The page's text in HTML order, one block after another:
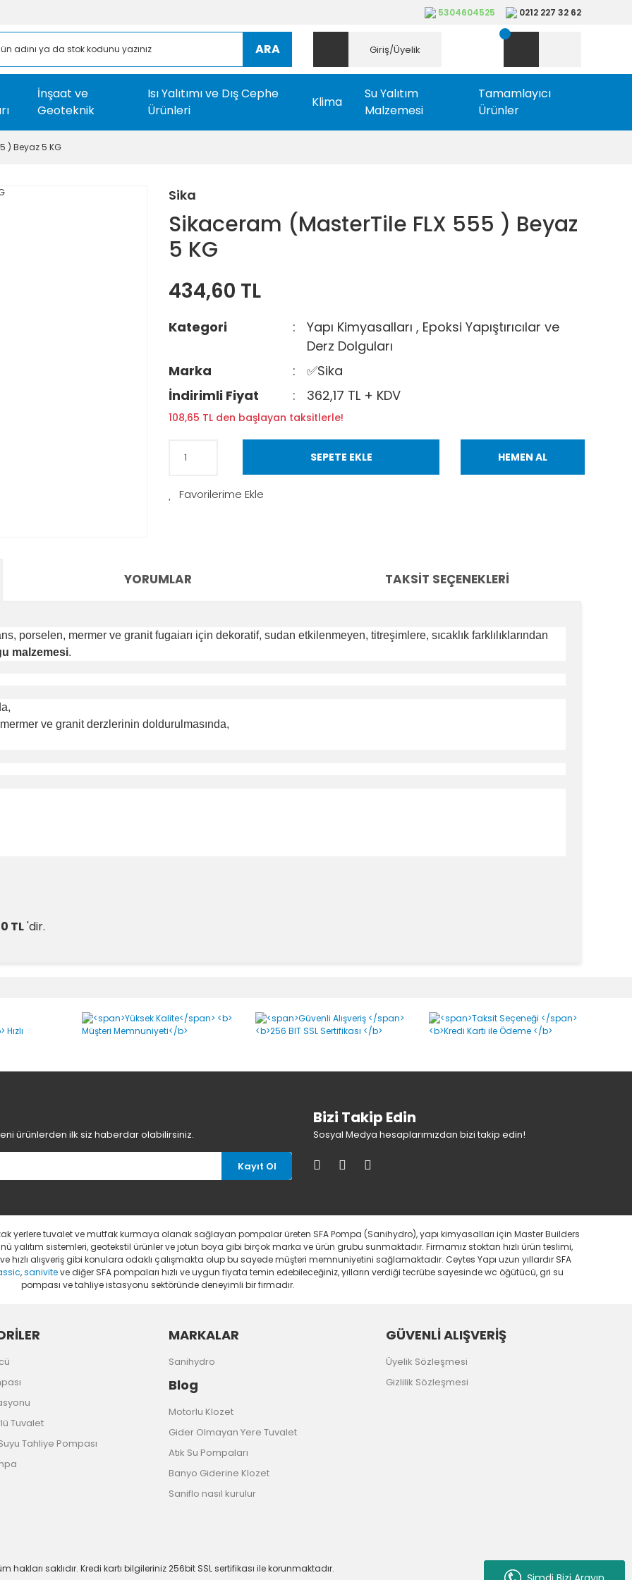
5304604525 0212 227 32 62
ARA Giriş/Üyelik
İnşaat ve
Geoteknik
Isı Yalıtımı ve Dış Cephe
Ürünleri
Klima
Su Yalıtım
Malzemesi
Tamamlayıcı
Ürünler
) Beyaz 5 KG
Sika
Sikaceram (MasterTile FLX 555 ) Beyaz
5 KG
434,60 TL
Kategori Yapı Kimyasalları , Epoksi Yapıştırıcılar ve
Derz Dolguları
Marka
✅Sika
İndirimli Fiyat
362,17 TL + KDV
108,65 TL den başlayan taksitlerle!
SEPETE EKLE HEMEN AL
YORUMLAR TAKSIT SEÇENEKLERI
porselen, mermer ve granit fugaiarı için dekoratif, sudan etkilenmeyen, titreşimlere, sıcaklık farklılıklarından
malzemesi.
ve granit derzlerinin doldurulmasında,
TL'dir.
Bu ürüne ilk yorumu siz yapın!
ürünlerden ilk siz haberdar olabilirsiniz.
Kayıt Ol
Bizi Takip Edin
Sosyal Medya hesaplarımızdan bizi takip edin!
yerlere tuvalet ve mutfak kurmaya olanak sağlayan pompalar üreten SFA Pompa (Sanihydro), yapı kimyasalları için Master Builders
yalıtım sistemleri, geotekstil ürünler ve jotun boya gibi birçok marka ve ürün grubu sunmaktadır. Firmamız stoktan hızlı ürün teslimi,
alışveriş gibi konulara odaklı çalışmakta olup bu sayede müşteri memnuniyetini sağlamaktadır. Ceytes Yapı uzun yıllardır SFA
,saniviteve diğer SFA pompaları hızlı ve uygun fiyata temin edebileceğiniz, yılların verdiği tecrübe sayesinde wc öğütücü, gri su
pompası ve tahliye istasyonu sektöründe deneyimli bir firmadır.
Tuvalet
Tahliye Pompası
MARKALAR
Sanihydro
Blog
Motorlu Klozet
Gider Olmayan Yere Tuvalet
Atık Su Pompaları
Banyo Giderine Klozet
Saniflo nasıl kurulur
GÜVENLİ ALIŞVERİŞ
Üyelik Sözleşmesi
Gizlilik Sözleşmesi
hakları saklıdır. Kredi kartı bilgileriniz 256bit SSL sertifikası ile korunmaktadır.